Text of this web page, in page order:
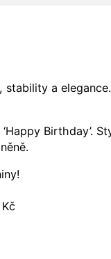
a
Birthday’.